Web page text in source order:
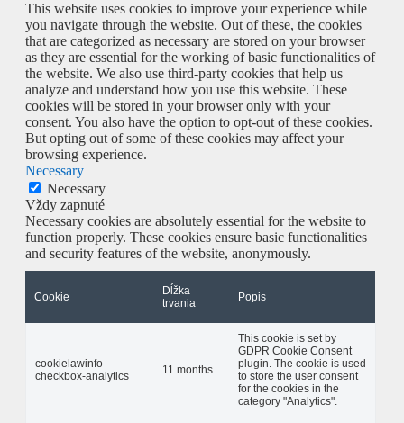
This website uses cookies to improve your experience while
you navigate through the website. Out of these, the cookies
that are categorized as necessary are stored on your browser
as they are essential for the working of basic functionalities of
the website. We also use third-party cookies that help us
analyze and understand how you use this website. These
cookies will be stored in your browser only with your
consent. You also have the option to opt-out of these cookies.
But opting out of some of these cookies may affect your
browsing experience.
Necessary
Necessary
Vždy zapnuté
Necessary cookies are absolutely essential for the website to
function properly. These cookies ensure basic functionalities
and security features of the website, anonymously.
Cookie
Dĺžka
trvania
Popis
cookielawinfo-
checkbox-analytics
11 months
This cookie is set by
GDPR Cookie Consent
plugin. The cookie is used
to store the user consent
for the cookies in the
category "Analytics".